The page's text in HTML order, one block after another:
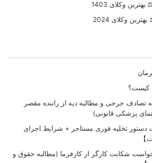
وکلای 1403
وکلای 2024
کیست؟
تصادف جرحی و مطالبه دیه از راننده مقصر
دستور تخلیه فوری مستاجر + شرایط اجرای
】
شکایت کارگر از کارفرما (مطالبه حقوق و